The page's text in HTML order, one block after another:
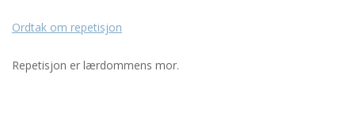
Ordtak om repetisjon
Repetisjon er lærdommens mor.